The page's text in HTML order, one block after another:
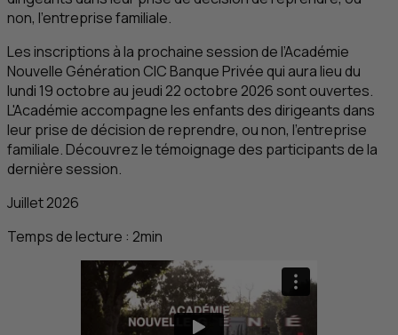
non, l’entreprise familiale.
Les inscriptions à la prochaine session de l’Académie
Nouvelle Génération CIC Banque Privée qui aura lieu du
lundi 19 octobre au jeudi 22 octobre 2026 sont ouvertes.
L'Académie accompagne les enfants des dirigeants dans
leur prise de décision de reprendre, ou non, l’entreprise
familiale. Découvrez le témoignage des participants de la
dernière session.
Juillet 2026
Temps de lecture : 2min